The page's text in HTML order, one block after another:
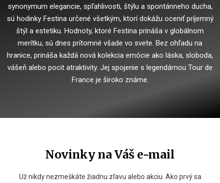
synonymum elegancie, spľahlivosti, štýlu a spontánneho ducha,
sú hodinky Festina určené všetkým, ktorí dokážu oceniť príjemný
štýl a estetiku. Hodnoty, ktoré Festina prináša v globálnom
merítku, sú dnes prítomné všade vo svete. Bez ohľadu na
hranice, prináša každá nová kolekcia emócie ako láska, sloboda,
vášeň alebo pocit atraktivity. Jej spojenie s legendárnou Tour de
France je široko známe.
Novinky na Váš e-mail
Už nikdy nezmeškáte žiadnu zľavu alebo akciu. Ako prvý sa